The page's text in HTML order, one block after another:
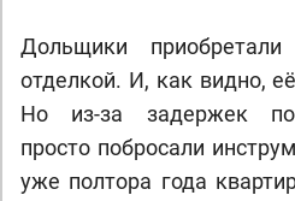
Дольщики
отделкой. И, как видно,
Но из-за задержек по
просто побросали
уже полтора года